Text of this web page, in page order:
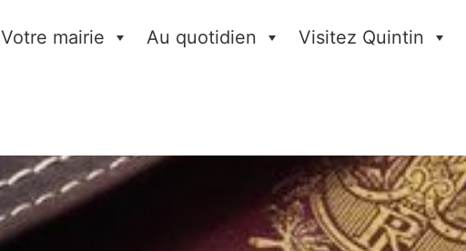
Votre mairie Au quotidien Visitez Quintin